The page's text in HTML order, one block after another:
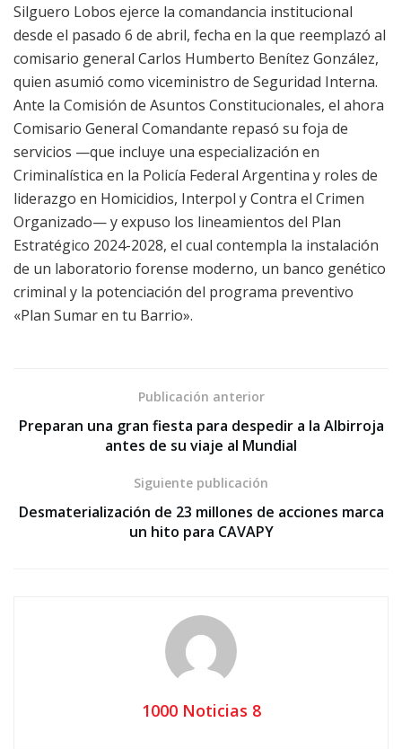
Silguero Lobos ejerce la comandancia institucional
desde el pasado 6 de abril, fecha en la que reemplazó al
comisario general Carlos Humberto Benítez González,
quien asumió como viceministro de Seguridad Interna.
Ante la Comisión de Asuntos Constitucionales, el ahora
Comisario General Comandante repasó su foja de
servicios —que incluye una especialización en
Criminalística en la Policía Federal Argentina y roles de
liderazgo en Homicidios, Interpol y Contra el Crimen
Organizado— y expuso los lineamientos del Plan
Estratégico 2024-2028, el cual contempla la instalación
de un laboratorio forense moderno, un banco genético
criminal y la potenciación del programa preventivo
«Plan Sumar en tu Barrio».
Publicación anterior
Preparan una gran fiesta para despedir a la Albirroja
antes de su viaje al Mundial
Siguiente publicación
Desmaterialización de 23 millones de acciones marca
un hito para CAVAPY
1000 Noticias 8